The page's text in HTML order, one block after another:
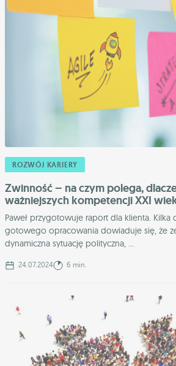
ROZWÓJ KARIERY
Zwinność – na czym polega,
ważniejszych kompetencji XXI
Paweł przygotowuje raport dla klienta.
gotowego opracowania dowiaduje się, że
dynamiczna sytuację polityczna, ...
24.07.2024 6 min.